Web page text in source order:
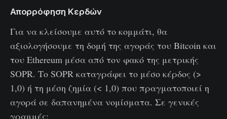
Απορρόφηση Κερδών
Για να κλείσουμε αυτό το κομμάτι, θα
αξιολογήσουμε τη δομή της αγοράς του Bitcoin και
του Ethereum μέσα από τον φακό της μετρικής
SOPR. Το SOPR καταγράφει το μέσο κέρδος (>
1,0) ή τη μέση ζημία (< 1,0) που πραγματοποιεί η
αγορά σε δαπανημένα νομίσματα. Σε γενικές
γραμμές: